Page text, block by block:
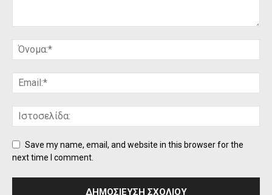
Save my name, email, and website in this browser for the
next time I comment.